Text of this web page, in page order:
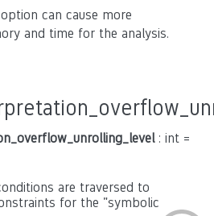
can cause more
and time for the analysis.
: int =
are traversed to
for the "symbolic